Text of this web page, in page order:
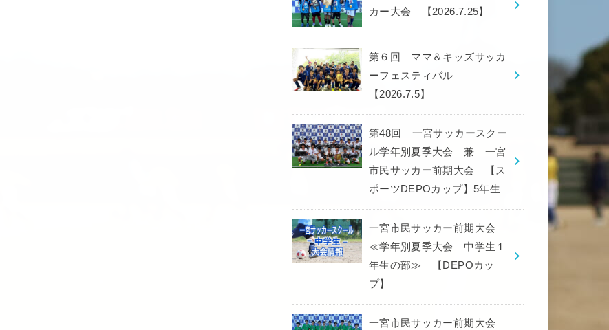
カー大会 【2026.7.25】
第６回 ママ＆キッズサッカ
ーフェスティバル
【2026.7.5】
第48回 一宮サッカースクー
ル学年別夏季大会 兼 一宮
市民サッカー前期大会 【ス
ポーツDEPOカップ】5年生
一宮市民サッカー前期大会
≪学年別夏季大会 中学生１
年生の部≫ 【DEPOカッ
プ】
一宮市民サッカー前期大会